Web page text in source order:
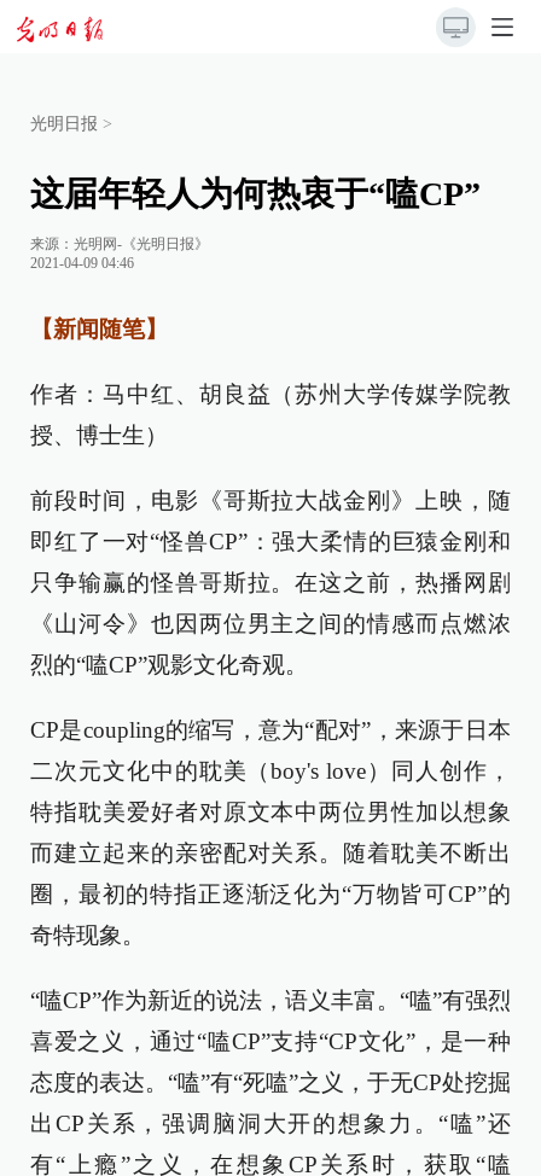
光明日报 >
这届年轻人为何热衷于“嗑CP”
来源： 光明网-《光明日报》
2021-04-09 04:46
【新闻随笔】
作者：马中红、胡良益（苏州大学传媒学院教
授、博士生）
前段时间，电影《哥斯拉大战金刚》上映，随
即红了一对“怪兽CP”：强大柔情的巨猿金刚和
只争输赢的怪兽哥斯拉。在这之前，热播网剧
《山河令》也因两位男主之间的情感而点燃浓
烈的“嗑CP”观影文化奇观。
CP是coupling的缩写，意为“配对”，来源于日本
二次元文化中的耽美（boy's love）同人创作，
特指耽美爱好者对原文本中两位男性加以想象
而建立起来的亲密配对关系。随着耽美不断出
圈，最初的特指正逐渐泛化为“万物皆可CP”的
奇特现象。
“嗑CP”作为新近的说法，语义丰富。“嗑”有强烈
喜爱之义，通过“嗑CP”支持“CP文化”，是一种
态度的表达。“嗑”有“死嗑”之义，于无CP处挖掘
出CP关系，强调脑洞大开的想象力。“嗑”还
有“上瘾”之义，在想象CP关系时，获取“嗑